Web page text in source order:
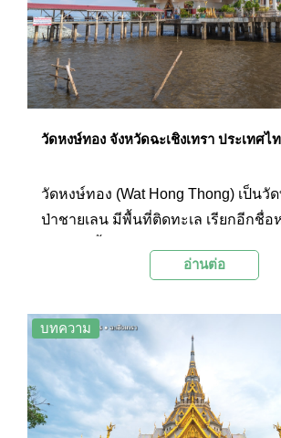
วัดหงษ์ทอง จังหวัดฉะเชิงเทรา ประเทศไ
วัดหงษ์ทอง (Wat Hong Thong) เป็นวั
ป่าชายเลน มีพื้นที่ติดทะเล เรียกอีกชื่อ
มหาเจดีย์ปรีชาประภากรณ์ปราชญ์ศร
ธาตุพระอรหันต์ และเป็นที่ประดิษฐาน
หลวงพ่อพุทธโสธร รวมถึงพระพุทธรูป
นักท่องเที่ยวได้สักการะเพื่อความเป็นสิ
นอกจากนี้ยังเป็นจุดชมวิวทะเลของจังห
ฉะเชิงเทราอีกแห่งหนึ่งที่มีความสวยงา
อ่านต่อ
บทความ